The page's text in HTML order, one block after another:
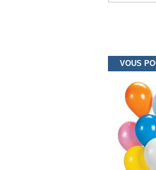
VOUS